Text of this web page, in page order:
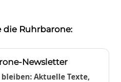
die Ruhrbarone:
Newsletter
Aktuelle Texte,